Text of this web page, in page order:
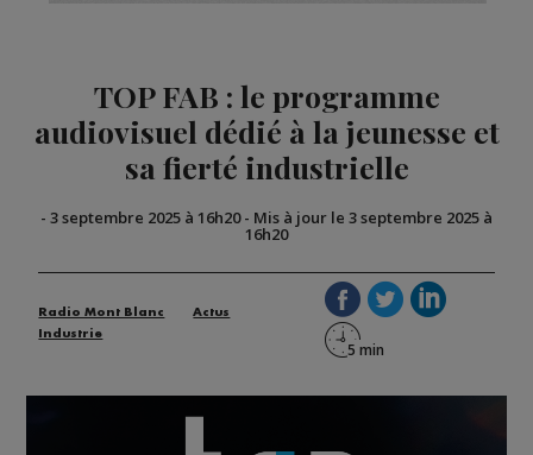
TOP FAB : le programme
audiovisuel dédié à la jeunesse et
sa fierté industrielle
- 3 septembre 2025 à 16h20- Mis à jour le 3 septembre 2025 à
16h20
Radio Mont Blanc
Actus
Industrie